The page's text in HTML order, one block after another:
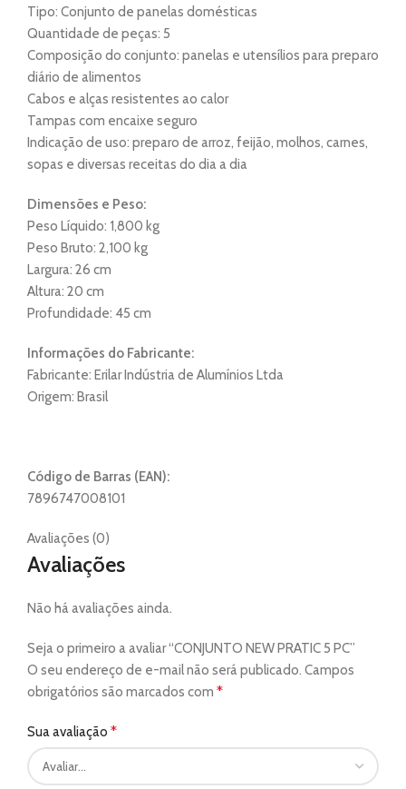
Tipo: Conjunto de panelas domésticas
Quantidade de peças: 5
Composição do conjunto: panelas e utensílios para preparo
diário de alimentos
Cabos e alças resistentes ao calor
Tampas com encaixe seguro
Indicação de uso: preparo de arroz, feijão, molhos, carnes,
sopas e diversas receitas do dia a dia
Dimensões e Peso:
Peso Líquido: 1,800 kg
Peso Bruto: 2,100 kg
Largura: 26 cm
Altura: 20 cm
Profundidade: 45 cm
Informações do Fabricante:
Fabricante: Erilar Indústria de Alumínios Ltda
Origem: Brasil
Código de Barras (EAN):
7896747008101
Avaliações (0)
Avaliações
Não há avaliações ainda.
Seja o primeiro a avaliar “CONJUNTO NEW PRATIC 5 PC”
O seu endereço de e-mail não será publicado. Campos
obrigatórios são marcados com *
Sua avaliação *